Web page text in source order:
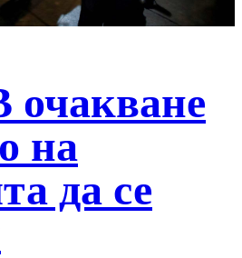
очакване
на
да се